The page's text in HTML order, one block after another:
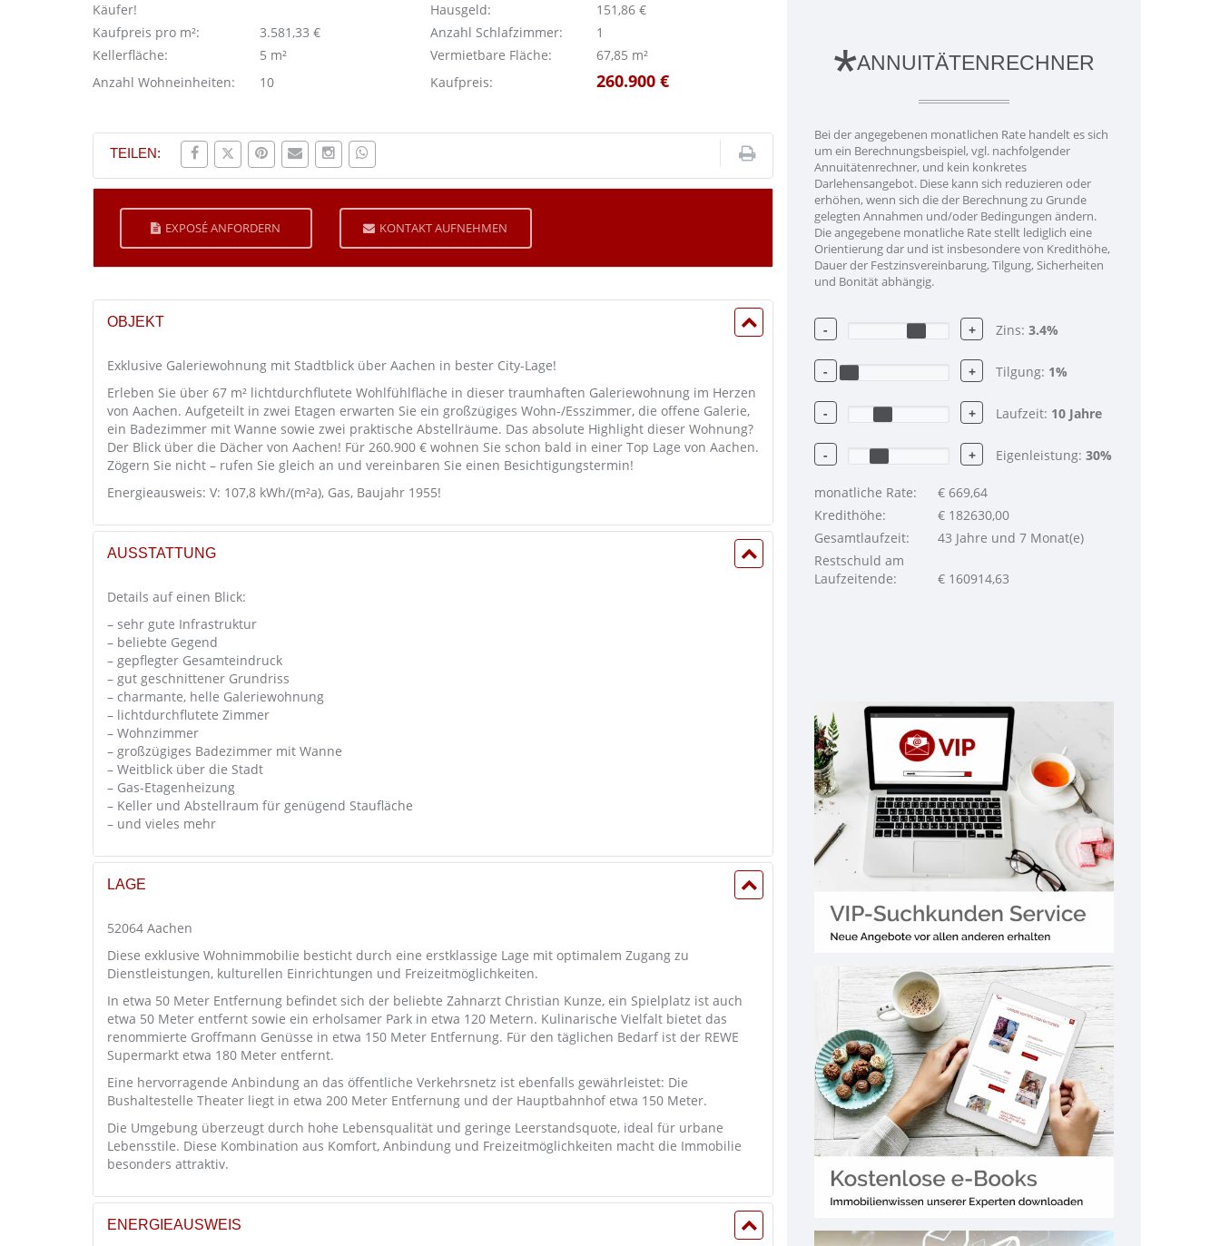
Käufer!
Hausgeld:
151,86 €
Kaufpreis pro m²:
3.581,33 € Anzahl Schlafzimmer:
1
Kellerfläche:
5 m² Vermietbare Fläche:
67,85 m²
Anzahl Wohneinheiten:
10 Kaufpreis: 260.900 €
TEILEN:
EXPOSÉ ANFORDERN KONTAKT AUFNEHMEN
OBJEKT
Exklusive Galeriewohnung mit Stadtblick über Aachen in bester City-Lage!
Erleben Sie über 67 m² lichtdurchflutete Wohlfühlfläche in dieser traumhaften Galeriewohnung im Herzen
von Aachen. Aufgeteilt in zwei Etagen erwarten Sie ein großzügiges Wohn-/Esszimmer, die offene Galerie,
ein Badezimmer mit Wanne sowie zwei praktische Abstellräume. Das absolute Highlight dieser Wohnung?
Der Blick über die Dächer von Aachen! Für 260.900 € wohnen Sie schon bald in einer Top Lage von Aachen.
Zögern Sie nicht – rufen Sie gleich an und vereinbaren Sie einen Besichtigungstermin!
Energieausweis: V: 107,8 kWh/(m²a), Gas, Baujahr 1955!
AUSSTATTUNG
Details auf einen Blick:
– sehr gute Infrastruktur
– beliebte Gegend
– gepflegter Gesamteindruck
– gut geschnittener Grundriss
– charmante, helle Galeriewohnung
– lichtdurchflutete Zimmer
– Wohnzimmer
– großzügiges Badezimmer mit Wanne
– Weitblick über die Stadt
– Gas-Etagenheizung
– Keller und Abstellraum für genügend Staufläche
– und vieles mehr
LAGE
52064 Aachen
Diese exklusive Wohnimmobilie besticht durch eine erstklassige Lage mit optimalem Zugang zu
Dienstleistungen, kulturellen Einrichtungen und Freizeitmöglichkeiten.
In etwa 50 Meter Entfernung befindet sich der beliebte Zahnarzt Christian Kunze, ein Spielplatz ist auch
etwa 50 Meter entfernt sowie ein erholsamer Park in etwa 120 Metern. Kulinarische Vielfalt bietet das
renommierte Groffmann Genüsse in etwa 150 Meter Entfernung. Für den täglichen Bedarf ist der REWE
Supermarkt etwa 180 Meter entfernt.
Eine hervorragende Anbindung an das öffentliche Verkehrsnetz ist ebenfalls gewährleistet: Die
Bushaltestelle Theater liegt in etwa 200 Meter Entfernung und der Hauptbahnhof etwa 150 Meter.
Die Umgebung überzeugt durch hohe Lebensqualität und geringe Leerstandsquote, ideal für urbane
Lebensstile. Diese Kombination aus Komfort, Anbindung und Freizeitmöglichkeiten macht die Immobilie
besonders attraktiv.
ENERGIEAUSWEIS
*ANNUITÄTENRECHNER
Bei der angegebenen monatlichen Rate handelt es sich
um ein Berechnungsbeispiel, vgl. nachfolgender
Annuitätenrechner, und kein konkretes
Darlehensangebot. Diese kann sich reduzieren oder
erhöhen, wenn sich die der Berechnung zu Grunde
gelegten Annahmen und/oder Bedingungen ändern.
Die angegebene monatliche Rate stellt lediglich eine
Orientierung dar und ist insbesondere von Kredithöhe,
Dauer der Festzinsvereinbarung, Tilgung, Sicherheiten
und Bonität abhängig.
- + Zins: 3.4%
- + Tilgung: 1%
- + Laufzeit: 10 Jahre
- + Eigenleistung: 30%
monatliche Rate: € 669,64
Kredithöhe:
€ 182630,00
Gesamtlaufzeit:
43 Jahre und 7 Monat(e)
Restschuld am
Laufzeitende:
€ 160914,63